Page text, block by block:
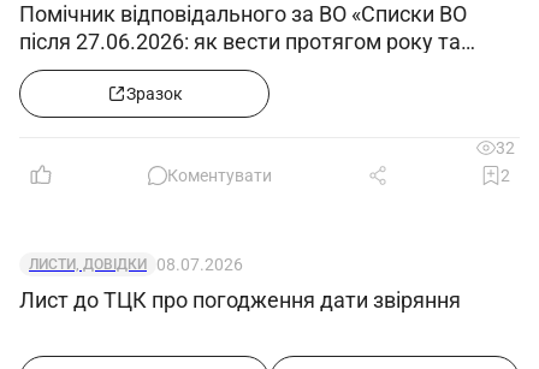
Помічник відповідального за ВО «Списки ВО
після 27.06.2026: як вести протягом року та
відображати звільнених, мобілізованих»
Зразок
32
Коментувати
2
ЛИСТИ, ДОВІДКИ 08.07.2026
Лист до ТЦК про погодження дати звіряння